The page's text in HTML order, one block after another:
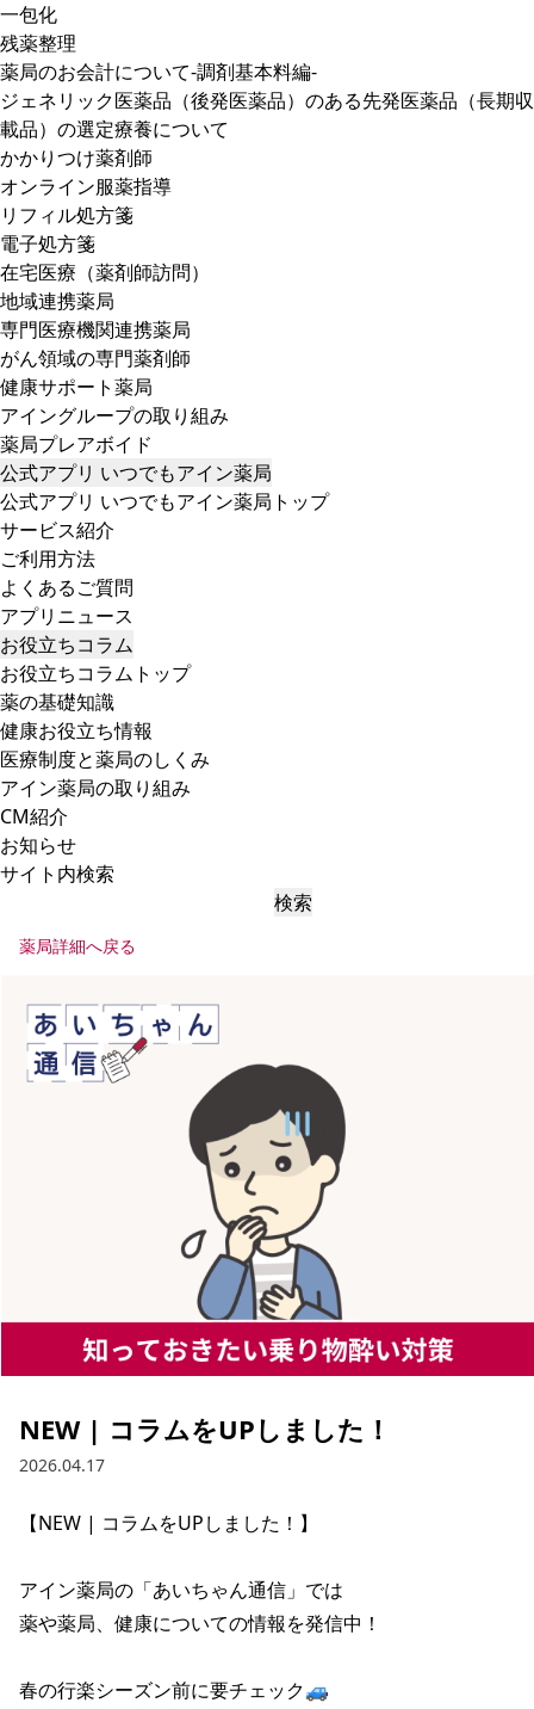
一包化
残薬整理
薬局のお会計について-調剤基本料編-
ジェネリック医薬品（後発医薬品）のある先発医薬品（長期収
載品）の選定療養について
かかりつけ薬剤師
オンライン服薬指導
リフィル処方箋
電子処方箋
在宅医療（薬剤師訪問）
地域連携薬局
専門医療機関連携薬局
がん領域の専門薬剤師
健康サポート薬局
アイングループの取り組み
薬局プレアボイド
公式アプリ いつでもアイン薬局
公式アプリ いつでもアイン薬局トップ
サービス紹介
ご利用方法
よくあるご質問
アプリニュース
お役立ちコラム
お役立ちコラムトップ
薬の基礎知識
健康お役立ち情報
医療制度と薬局のしくみ
アイン薬局の取り組み
CM紹介
お知らせ
サイト内検索
検索
薬局詳細へ戻る
NEW | コラムをUPしました！
2026.04.17
【NEW | コラムをUPしました！】
アイン薬局の「あいちゃん通信」では
薬や薬局、健康についての情報を発信中！
春の行楽シーズン前に要チェック🚙